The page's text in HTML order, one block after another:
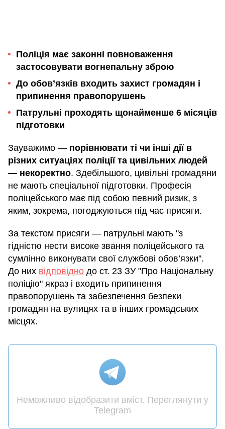
Поліція має законні повноваження
застосовувати вогнепальну зброю
До обов’язків входить захист громадян і
припинення правопорушень
Патрульні проходять щонайменше 6 місяців
підготовки
Зауважимо — порівнювати ті чи інші дії в
різних ситуаціях поліції та цивільних людей
— некоректно. Здебільшого, цивільні громадяни
не мають спеціальної підготовки. Професія
поліцейського має під собою певний ризик, з
яким, зокрема, погоджуються під час присяги.
За текстом присяги — патрульні мають "з
гідністю нести високе звання поліцейського та
сумлінно виконувати свої службові обов’язки".
До них відповідно до ст. 23 ЗУ "Про Національну
поліцію" якраз і входить припинення
правопорушень та забезпечення безпеки
громадян на вулицях та в інших громадських
місцях.
Неможливо відобразити вміст. Переглянути у
Telegram